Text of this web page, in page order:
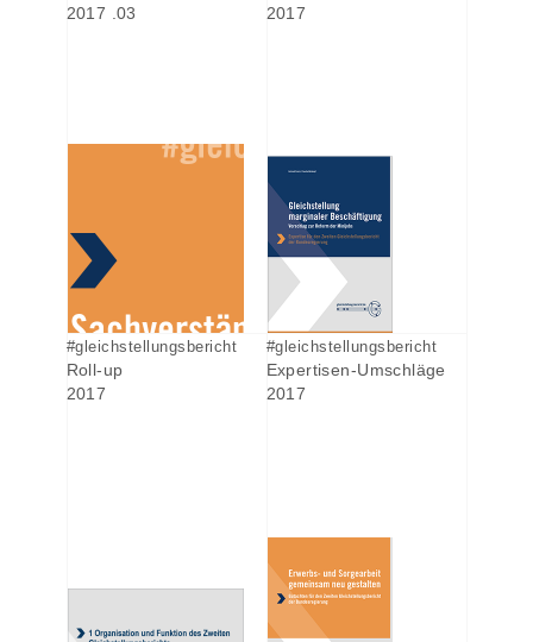
2017 .03
2017
#gleichstellungsbericht
Roll-up
2017
#gleichstellungsbericht
Expertisen-Umschläge
2017